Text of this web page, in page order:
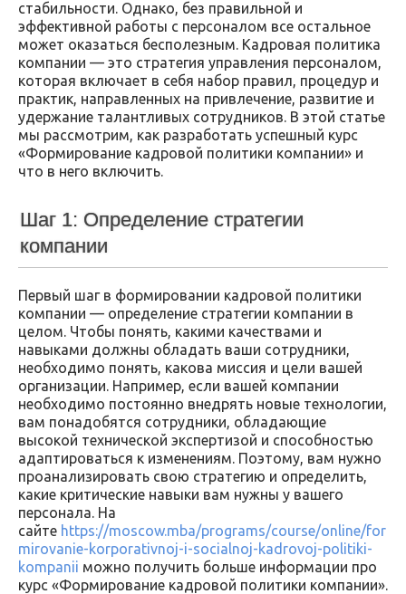
стабильности. Однако, без правильной и
эффективной работы с персоналом все остальное
может оказаться бесполезным. Кадровая политика
компании — это стратегия управления персоналом,
которая включает в себя набор правил, процедур и
практик, направленных на привлечение, развитие и
удержание талантливых сотрудников. В этой статье
мы рассмотрим, как разработать успешный курс
«Формирование кадровой политики компании» и
что в него включить.
Шаг 1: Определение стратегии
компании
Первый шаг в формировании кадровой политики
компании — определение стратегии компании в
целом. Чтобы понять, какими качествами и
навыками должны обладать ваши сотрудники,
необходимо понять, какова миссия и цели вашей
организации. Например, если вашей компании
необходимо постоянно внедрять новые технологии,
вам понадобятся сотрудники, обладающие
высокой технической экспертизой и способностью
адаптироваться к изменениям. Поэтому, вам нужно
проанализировать свою стратегию и определить,
какие критические навыки вам нужны у вашего
персонала. На
сайте https://moscow.mba/programs/course/online/for
mirovanie-korporativnoj-i-socialnoj-kadrovoj-politiki-
kompanii можно получить больше информации про
курс «Формирование кадровой политики компании».